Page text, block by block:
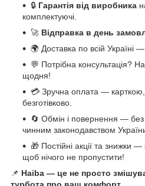
🔒 Гарантія від виробника
комплектуючі.
🚀 Відправка в день
🌍 Доставка по всій Україні
💬 Потрібна консультація?
щодня!
💳 Зручна оплата —
безготівково.
🔄 Обмін і повернення — без
чинним законодавством
🎁 Постійні акції та знижки
щоб нічого не пропустити!
📌 Haiba — це не просто